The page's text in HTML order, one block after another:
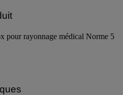
pour rayonnage médical Norme 5